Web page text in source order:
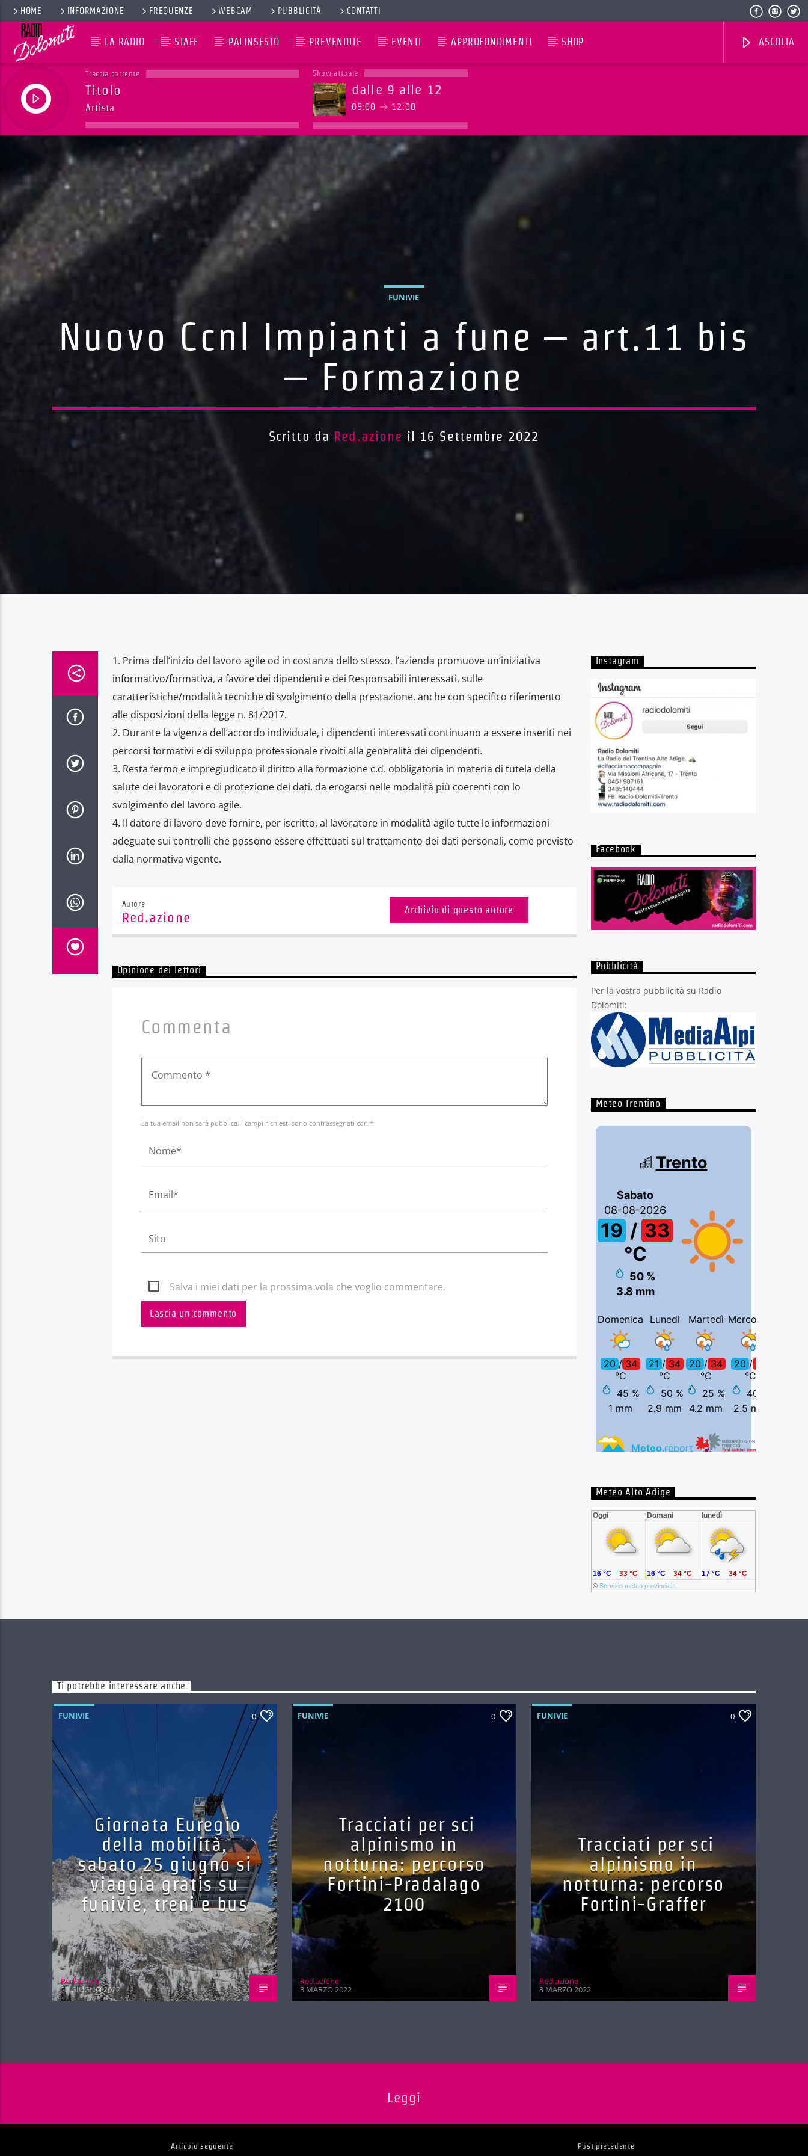
HOME INFORMAZIONE FREQUENZE WEBCAM PUBBLICITÀ CONTATTI
LA RADIO STAFF PALINSESTO PREVENDITE EVENTI APPROFONDIMENTI SHOP ASCOLTA
Traccia corrente
Titolo
Artista
Show attuale
dalle 9 alle 12
09:00 12:00
FUNIVIE
Nuovo Ccnl Impianti a fune – art.11 bis
– Formazione
Scritto da Red.azione il 16 Settembre 2022
1. Prima dell’inizio del lavoro agile od in costanza dello stesso, l’azienda promuove un’iniziativa
informativo/formativa, a favore dei dipendenti e dei Responsabili interessati, sulle
caratteristiche/modalità tecniche di svolgimento della prestazione, anche con specifico riferimento
alle disposizioni della legge n. 81/2017.
2. Durante la vigenza dell’accordo individuale, i dipendenti interessati continuano a essere inseriti nei
percorsi formativi e di sviluppo professionale rivolti alla generalità dei dipendenti.
3. Resta fermo e impregiudicato il diritto alla formazione c.d. obbligatoria in materia di tutela della
salute dei lavoratori e di protezione dei dati, da erogarsi nelle modalità più coerenti con lo
svolgimento del lavoro agile.
4. Il datore di lavoro deve fornire, per iscritto, al lavoratore in modalità agile tutte le informazioni
adeguate sui controlli che possono essere effettuati sul trattamento dei dati personali, come previsto
dalla normativa vigente.
Autore
Red.azione
Archivio di questo autore
Opinione dei lettori
Commenta
La tua email non sarà pubblica. I campi richiesti sono contrassegnati con *
Salva i miei dati per la prossima vola che voglio commentare.
Instagram
Facebook
Pubblicità
Per la vostra pubblicità su Radio
Dolomiti:
Meteo Trentino
Meteo Alto Adige
Oggi Domani lunedì
© Servizio meteo provinciale
16 °C 33 °C 16 °C 34 °C 17 °C 34 °C
Ti potrebbe interessare anche
FUNIVIE 0
Giornata Euregio
della mobilità,
sabato 25 giugno si
viaggia gratis su
funivie, treni e bus
Red.azione
22 GIUGNO 2022
FUNIVIE 0
Tracciati per sci
alpinismo in
notturna: percorso
Fortini-Pradalago
2100
Red.azione
3 MARZO 2022
FUNIVIE 0
Tracciati per sci
alpinismo in
notturna: percorso
Fortini-Graffer
Red.azione
3 MARZO 2022
Leggi
Articolo seguente Post precedente